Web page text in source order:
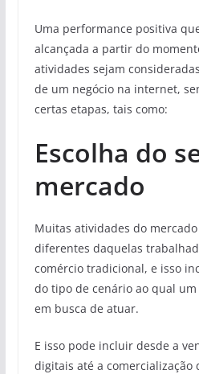
Uma performance positiva
alcançada a partir do
atividades sejam
de um negócio na internet,
certas etapas, tais como:
Escolha do
mercado
Muitas atividades do
diferentes daquelas
comércio tradicional, e isso
do tipo de cenário ao qual
em busca de atuar.
E isso pode incluir desde a
digitais até a comercialização